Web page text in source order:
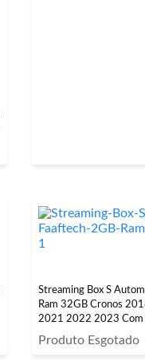
Streaming Box S
Ram 32GB Cronos
2021 2022 2023 Com
Produto Esgotado